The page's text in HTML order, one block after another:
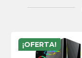
¡OFERTA!